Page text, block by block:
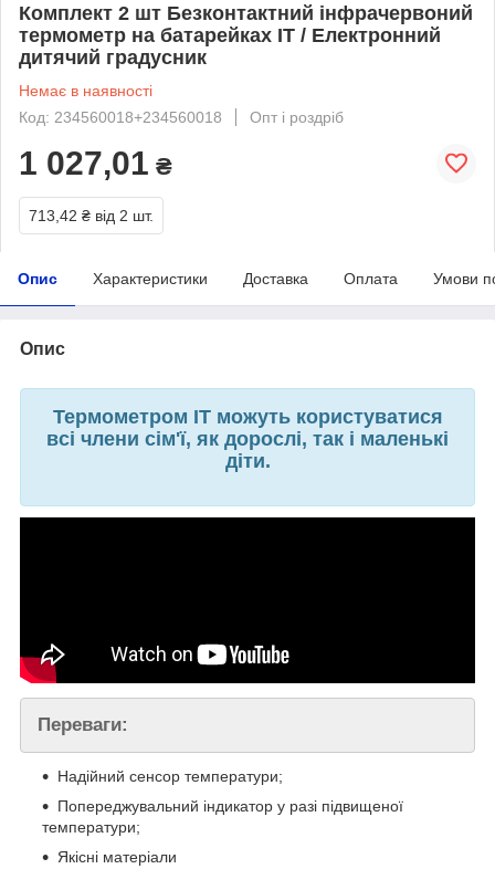
Комплект 2 шт Безконтактний інфрачервоний
термометр на батарейках IT / Електронний
дитячий градусник
Немає в наявності
Код: 234560018+234560018
Опт і роздріб
1 027,01 ₴
713,42 ₴ від 2 шт.
Опис Характеристики Доставка Оплата Умови
Опис
Термометром IT можуть користуватися
всі члени сім'ї, як дорослі, так і маленькі
діти.
Переваги:
Надійний сенсор температури;
Попереджувальний індикатор у разі підвищеної
температури;
Якісні матеріали